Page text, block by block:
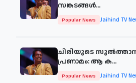
സങ്കടങ്ങള്‍...
Popular News Jaihind TV
ചിരിയുടെ സുൽത്താന്
പ്രണാമം: ആ ക...
Popular News Jaihind TV